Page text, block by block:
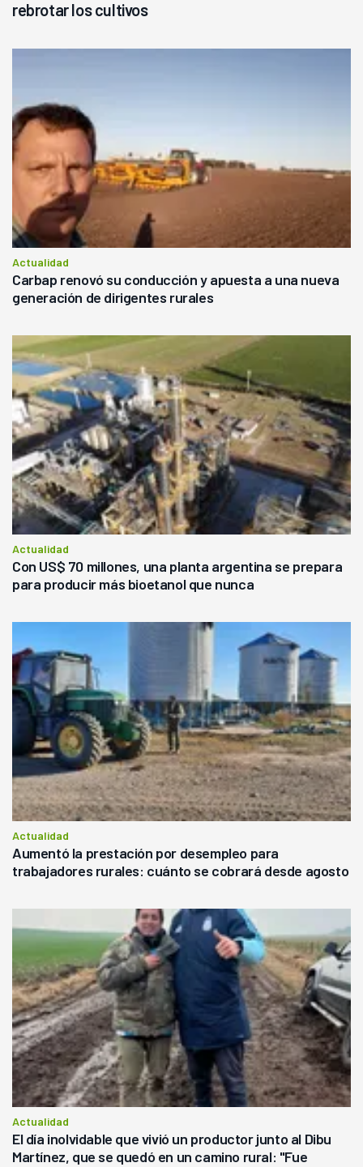
rebrotar los cultivos
Actualidad
Carbap renovó su conducción y apuesta a una nueva
generación de dirigentes rurales
Actualidad
Con US$ 70 millones, una planta argentina se prepara
para producir más bioetanol que nunca
Actualidad
Aumentó la prestación por desempleo para
trabajadores rurales: cuánto se cobrará desde agosto
Actualidad
El día inolvidable que vivió un productor junto al Dibu
Martínez, que se quedó en un camino rural: "Fue